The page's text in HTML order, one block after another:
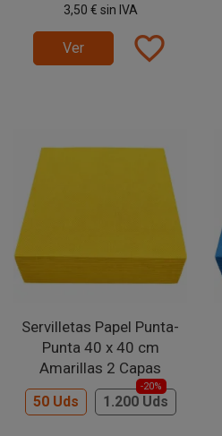
3,50 € sin IVA
Ver favorite_border
Servilletas Papel Punta-
Punta 40 x 40 cm
Amarillas 2 Capas
50 Uds 1.200 Uds
-20%